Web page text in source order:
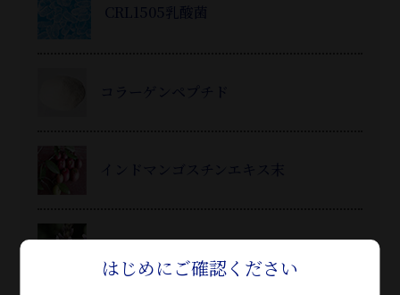
CRL1505乳酸菌
コラーゲンペプチド
インドマンゴスチンエキス末
はじめにご確認ください